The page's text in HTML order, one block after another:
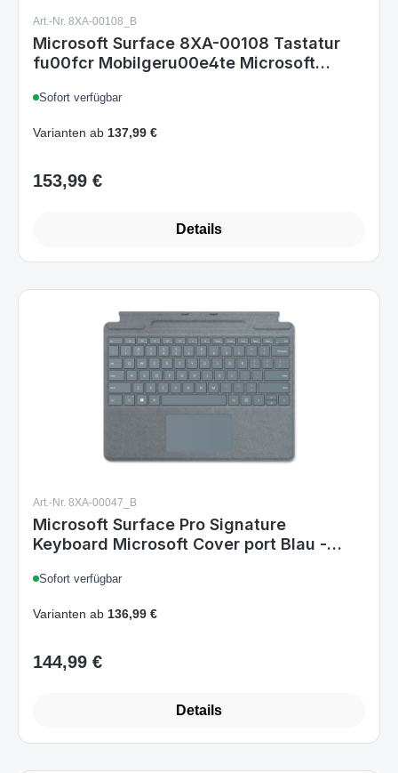
Art.-Nr. 8XA-00108_B
Microsoft Surface 8XA-00108 Tastatur
fu00fcr Mobilgeru00e4te Microsoft
Sofort verfügbar
Varianten ab 137,99 €
Regulärer Preis:
153,99 €
Details
Art.-Nr. 8XA-00047_B
Microsoft Surface Pro Signature
Keyboard Microsoft Cover port Blau -
Sofort verfügbar
Varianten ab 136,99 €
Regulärer Preis:
144,99 €
Details